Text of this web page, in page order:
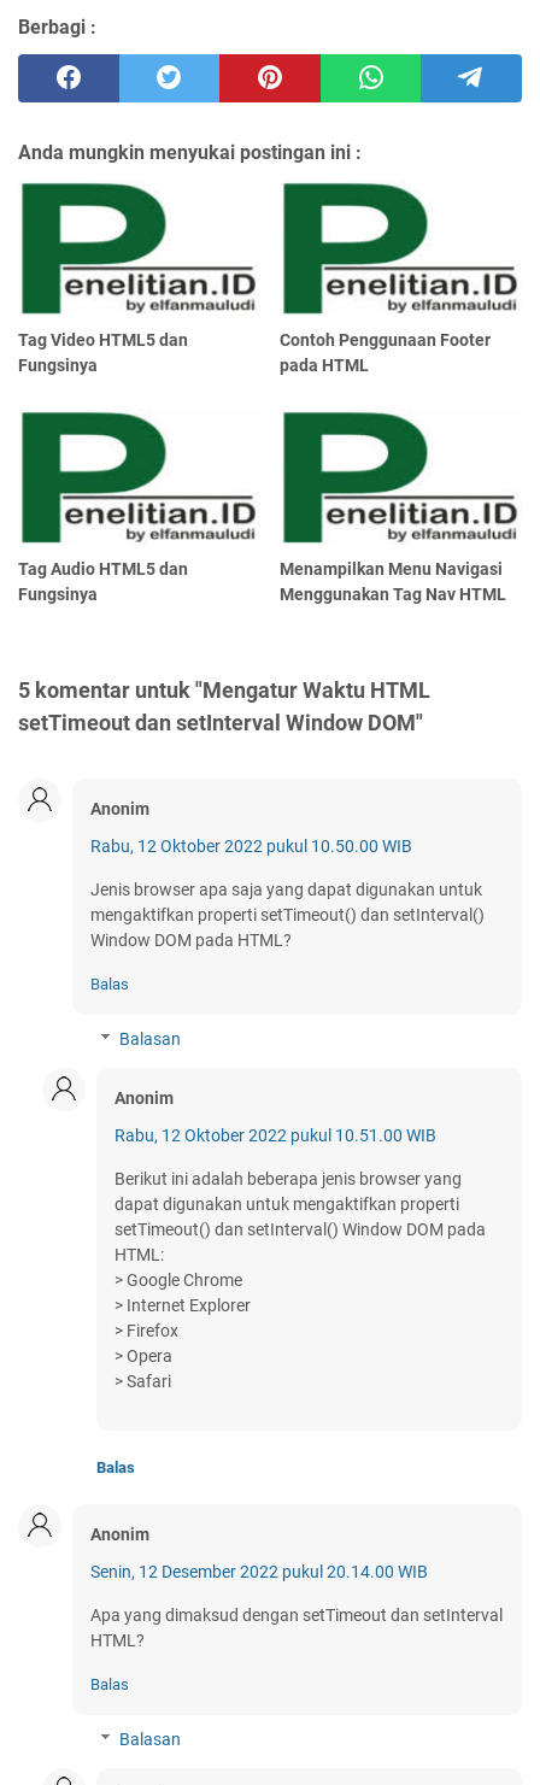
Berbagi :
Anda mungkin menyukai postingan ini :
Tag Video HTML5 dan
Fungsinya
Contoh Penggunaan Footer
pada HTML
Tag Audio HTML5 dan
Fungsinya
Menampilkan Menu Navigasi
Menggunakan Tag Nav HTML
5 komentar untuk "Mengatur Waktu HTML
setTimeout dan setInterval Window DOM"
Anonim
Rabu, 12 Oktober 2022 pukul 10.50.00 WIB
Jenis browser apa saja yang dapat digunakan untuk
mengaktifkan properti setTimeout() dan setInterval()
Window DOM pada HTML?
Balas
Balasan
Anonim
Rabu, 12 Oktober 2022 pukul 10.51.00 WIB
Berikut ini adalah beberapa jenis browser yang
dapat digunakan untuk mengaktifkan properti
setTimeout() dan setInterval() Window DOM pada
HTML:
> Google Chrome
> Internet Explorer
> Firefox
> Opera
> Safari
Balas
Anonim
Senin, 12 Desember 2022 pukul 20.14.00 WIB
Apa yang dimaksud dengan setTimeout dan setInterval
HTML?
Balas
Balasan